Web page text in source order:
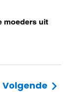
moeders uit
Volgende